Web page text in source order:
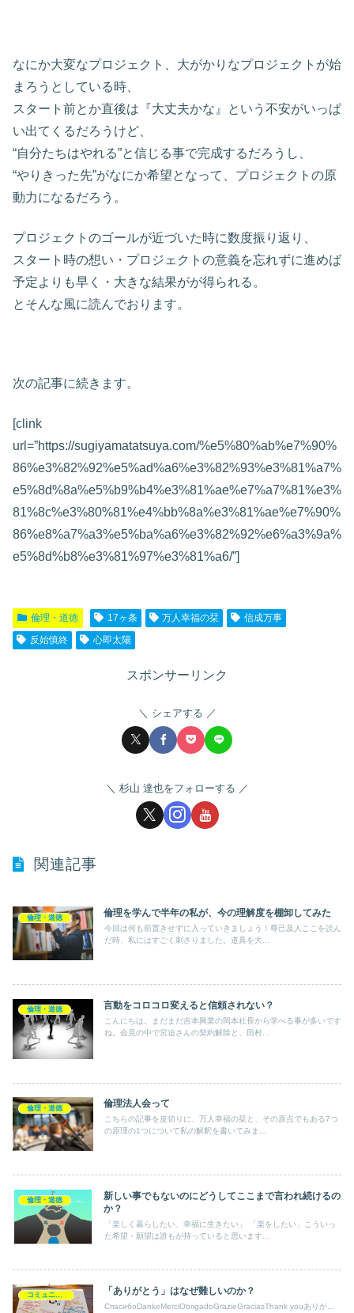
なにか大変なプロジェクト、大がかりなプロジェクトが始
まろうとしている時、
スタート前とか直後は『大丈夫かな』という不安がいっぱ
い出てくるだろうけど、
“自分たちはやれる”と信じる事で完成するだろうし、
“やりきった先”がなにか希望となって、プロジェクトの原
動力になるだろう。
プロジェクトのゴールが近づいた時に数度振り返り、
スタート時の想い・プロジェクトの意義を忘れずに進めば
予定よりも早く・大きな結果がが得られる。
とそんな風に読んでおります。
次の記事に続きます。
[clink
url=”https://sugiyamatatsuya.com/%e5%80%ab%e7%90%
86%e3%82%92%e5%ad%a6%e3%82%93%e3%81%a7%
e5%8d%8a%e5%b9%b4%e3%81%ae%e7%a7%81%e3%
81%8c%e3%80%81%e4%bb%8a%e3%81%ae%e7%90%
86%e8%a7%a3%e5%ba%a6%e3%82%92%e6%a3%9a%
e5%8d%b8%e3%81%97%e3%81%a6/”]
倫理・道徳 17ヶ条 万人幸福の栞
信成万事
反始慎終
心即太陽
スポンサーリンク
シェアする
杉山 達也をフォローする
関連記事
倫理・道徳 倫理を学んで半年の私が、今の理解度を棚卸してみた
今回は何も前置きせずに入っていきましょう！尊己及人ここを読ん
だ時、私にはすごく刺さりました。道具を大...
倫理・道徳 言動をコロコロ変えると信頼されない？
こんにちは。まだまだ吉本興業の岡本社長から学べる事が多いです
ね。会見の中で宮迫さんの契約解除と、田村...
倫理・道徳 倫理法人会って
こちらの記事を皮切りに、万人幸福の栞と、その原点でもある7つ
の原理の1つについて私の解釈を書いてみま...
倫理・道徳
新しい事でもないのにどうしてここまで言われ続けるの
か？
「楽しく暮らしたい、幸福に生きたい」 「楽をしたい」こういっ
た希望・願望は誰もが持っていると思います...
「ありがとう」はなぜ難しいのか？
СпасибоDankeMerciObrigadoGrazieGraciasThank youありが...